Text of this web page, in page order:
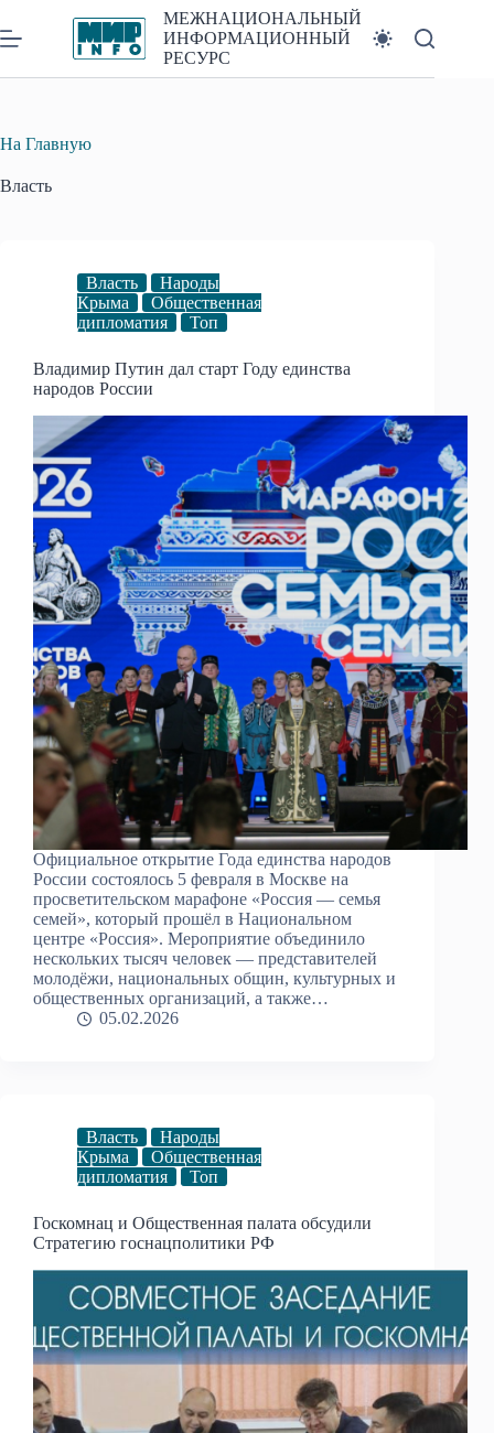
к
сути
МЕЖНАЦИОНАЛЬНЫЙ
ИНФОРМАЦИОННЫЙ
РЕСУРС
На Главную
Власть
Власть
Народы
Крыма
Общественная
дипломатия
Топ
Владимир Путин дал старт Году единства
народов России
Официальное открытие Года единства народов
России состоялось 5 февраля в Москве на
просветительском марафоне «Россия — семья
семей», который прошёл в Национальном
центре «Россия». Мероприятие объединило
нескольких тысяч человек — представителей
молодёжи, национальных общин, культурных и
общественных организаций, а также…
05.02.2026
Власть
Народы
Крыма
Общественная
дипломатия
Топ
Госкомнац и Общественная палата обсудили
Стратегию госнацполитики РФ